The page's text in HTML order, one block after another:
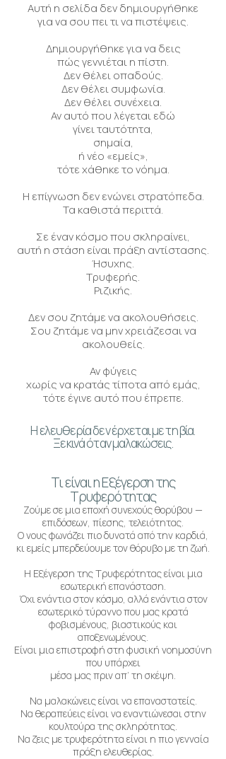
Αυτή η σελίδα δεν δημιουργήθηκε
για να σου πει τι να πιστέψεις.
Δημιουργήθηκε για να δεις
πώς γεννιέται η πίστη.
Δεν θέλει οπαδούς.
Δεν θέλει συμφωνία.
Δεν θέλει συνέχεια.
Αν αυτό που λέγεται εδώ
γίνει ταυτότητα,
σημαία,
ή νέο «εμείς»,
τότε χάθηκε το νόημα.
Η επίγνωση δεν ενώνει στρατόπεδα.
Τα καθιστά περιττά.
Σε έναν κόσμο που σκληραίνει,
αυτή η στάση είναι πράξη αντίστασης.
Ήσυχης.
Τρυφερής.
Ριζικής.
Δεν σου ζητάμε να ακολουθήσεις.
Σου ζητάμε να μην χρειάζεσαι να
ακολουθείς.
Αν φύγεις
χωρίς να κρατάς τίποτα από εμάς,
τότε έγινε αυτό που έπρεπε.
Η ελευθερία δεν έρχεται με τη βία.
Ξεκινά όταν μαλακώσεις.
Τι είναι η Εξέγερση της
Τρυφερότητας​
Ζούμε σε μια εποχή συνεχούς θορύβου —
επιδόσεων, πίεσης, τελειότητας.
Ο νους φωνάζει πιο δυνατά από την καρδιά,
κι εμείς μπερδεύουμε τον θόρυβο με τη ζωή.
Η Εξέγερση της Τρυφερότητας είναι μια
εσωτερική επανάσταση.
Όχι ενάντια στον κόσμο, αλλά ενάντια στον
εσωτερικό τύραννο που μας κρατά
φοβισμένους, βιαστικούς και
αποξενωμένους.
Είναι μια επιστροφή στη φυσική νοημοσύνη
που υπάρχει
μέσα μας πριν απ’ τη σκέψη.
Να μαλακώνεις είναι να επαναστατείς.
Να θεραπεύεις είναι να εναντιώνεσαι στην
κουλτούρα της σκληρότητας.
Να ζεις με τρυφερότητα είναι η πιο γενναία
πράξη ελευθερίας.